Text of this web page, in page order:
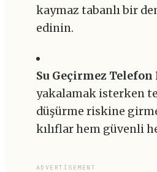
kaymaz tabanlı bir
edinin.
Su Geçirmez Telefon
yakalamak isterken
düşürme riskine
kılıflar hem güvenli
ADVERTISEMENT